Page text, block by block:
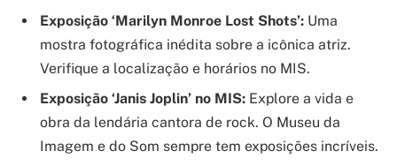
Exposição ‘Marilyn Monroe Lost Shots’: Uma
mostra fotográfica inédita sobre a icônica atriz.
Verifique a localização e horários no MIS.
Exposição ‘Janis Joplin’ no MIS: Explore a vida e
obra da lendária cantora de rock. O Museu da
Imagem e do Som sempre tem exposições incríveis.